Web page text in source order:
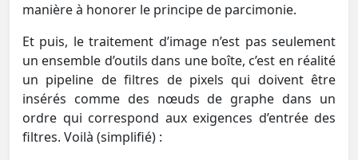
manière à honorer le principe de parcimonie.
Et puis, le traitement d’image n’est pas seulement
un ensemble d’outils dans une boîte, c’est en réalité
un pipeline de filtres de pixels qui doivent être
insérés comme des nœuds de graphe dans un
ordre qui correspond aux exigences d’entrée des
filtres. Voilà (simplifié) :